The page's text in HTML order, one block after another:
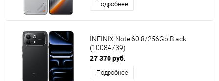
Подробнее
INFINIX Note 60 8/256Gb Black
(10084739)
27 370 руб.
Подробнее